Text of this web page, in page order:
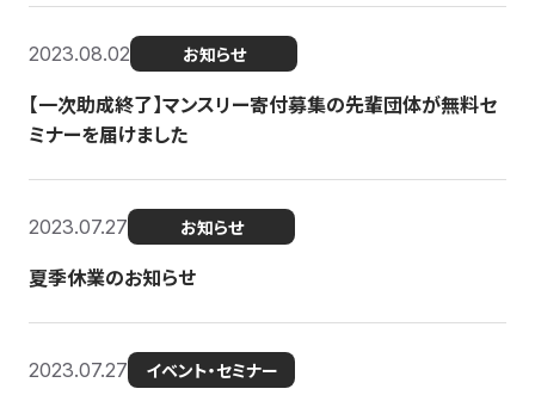
2023.08.02 お知らせ
【一次助成終了】マンスリー寄付募集の先輩団体が無料セ
ミナーを届けました
2023.07.27 お知らせ
夏季休業のお知らせ
2023.07.27 イベント・セミナー